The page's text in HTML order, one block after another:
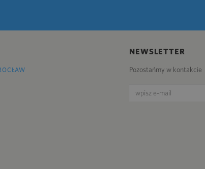
NEWSLETTER
Pozostańmy w kontakcie